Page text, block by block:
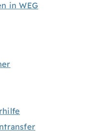
in WEG